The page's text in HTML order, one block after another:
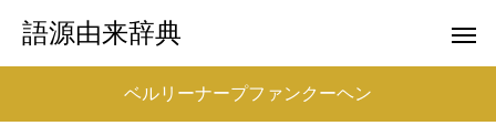
語源由来辞典
ベルリーナープファンクーヘン